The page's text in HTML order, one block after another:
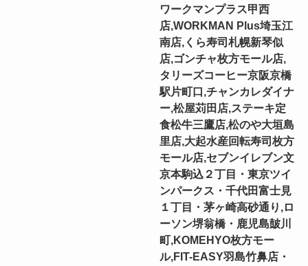
ワークマンプラス甲西
店,WORKMAN Plus埼玉江
南店,くら寿司札幌新琴似
店,ゴンチャ枚方モール店,
タリーズコーヒー京阪京橋
駅片町口,チャンカレダイナ
ー,松屋苅田店,ステーキ定
食松牛三鷹店,松のや大垣島
里店,大起水産回転寿司枚方
モール店,セブンイレブン文
京本駒込２丁目・東京ツイ
ンパークス・千代田富士見
１丁目・茅ヶ崎高砂通り,ロ
ーソン堺翁橋・鹿児島皷川
町,KOMEHYO枚方モー
ル,FIT-EASY羽島竹鼻店・